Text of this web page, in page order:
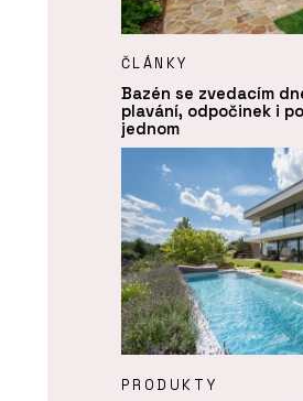
ČLÁNKY
Bazén se zvedacím
plavání, odpočinek i
jednom
PRODUKTY